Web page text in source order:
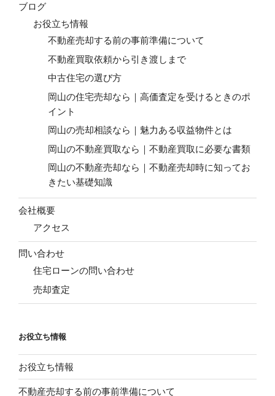
ブログ
お役立ち情報
不動産売却する前の事前準備について
不動産買取依頼から引き渡しまで
中古住宅の選び方
岡山の住宅売却なら｜高価査定を受けるときのポ
イント
岡山の売却相談なら｜魅力ある収益物件とは
岡山の不動産買取なら｜不動産買取に必要な書類
岡山の不動産売却なら｜不動産売却時に知ってお
きたい基礎知識
会社概要
アクセス
問い合わせ
住宅ローンの問い合わせ
売却査定
お役立ち情報
お役立ち情報
不動産売却する前の事前準備について